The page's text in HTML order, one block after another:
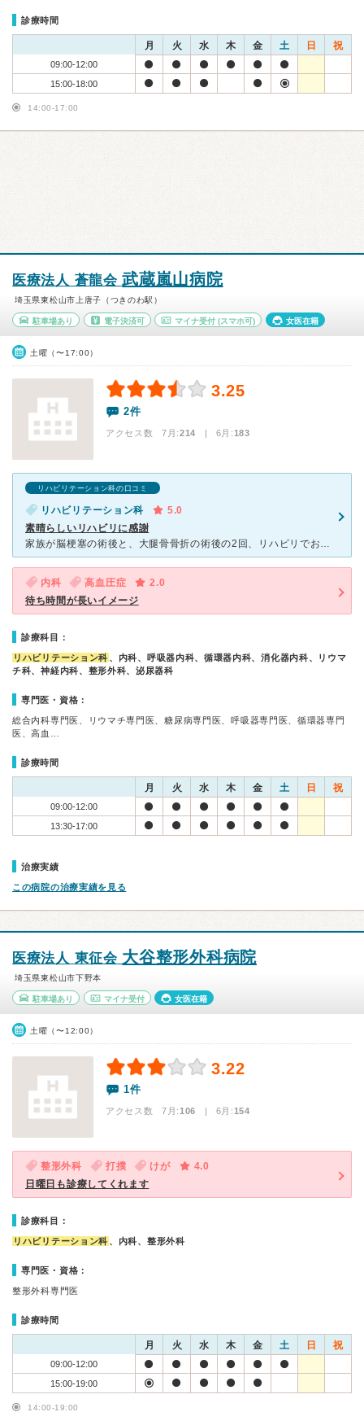
診療時間
月 火 水 木 金 土 日 祝
09:00-12:00
15:00-18:00
14:00-17:00
医療法人 蒼龍会武蔵嵐山病院
埼玉県東松山市上唐子（つきのわ駅）
駐車場あり 電子決済可 マイナ受付 (スマホ可) 女医在籍
土曜（〜17:00）
3.25
2件
アクセス数 7月:214 | 6月:183
リハビリテーション科の口コミ
リハビリテーション科
5.0
素晴らしいリハビリに感謝
家族が脳梗塞の術後と、大腿骨骨折の術後の2回、リハビリでお世話になりました。 元々1人で運動を頑張れる性格ではない患者ですが、寝たきりにならず奇跡の回復をしました。明るいスタッフの皆様と担当して
内科 高血圧症
2.0
待ち時間が長いイメージ
診療科目：
リハビリテーション科 、内科、呼吸器内科、循環器内科、消化器内科、リウマ
チ科、神経内科、整形外科、泌尿器科
専門医・資格：
総合内科専門医、リウマチ専門医、糖尿病専門医、呼吸器専門医、循環器専門
医、高血…
診療時間
月 火 水 木 金 土 日 祝
09:00-12:00
13:30-17:00
治療実績
この病院の治療実績を見る
医療法人 東征会 大谷整形外科病院
埼玉県東松山市下野本
駐車場あり マイナ受付 女医在籍
土曜（〜12:00）
3.22
1件
アクセス数 7月:106 | 6月:154
整形外科 打撲 けが
4.0
日曜日も診療してくれます
診療科目：
リハビリテーション科 、内科、整形外科
専門医・資格：
整形外科専門医
診療時間
月 火 水 木 金 土 日 祝
09:00-12:00
15:00-19:00
14:00-19:00